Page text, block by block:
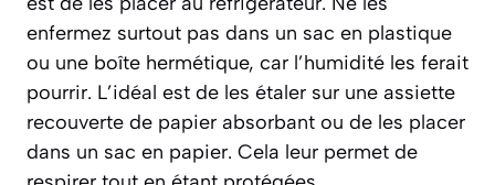
enfermez surtout pas dans un sac en plastique
ou une boîte hermétique, car l’humidité les ferait
pourrir. L’idéal est de les étaler sur une assiette
recouverte de papier absorbant ou de les placer
dans un sac en papier. Cela leur permet de